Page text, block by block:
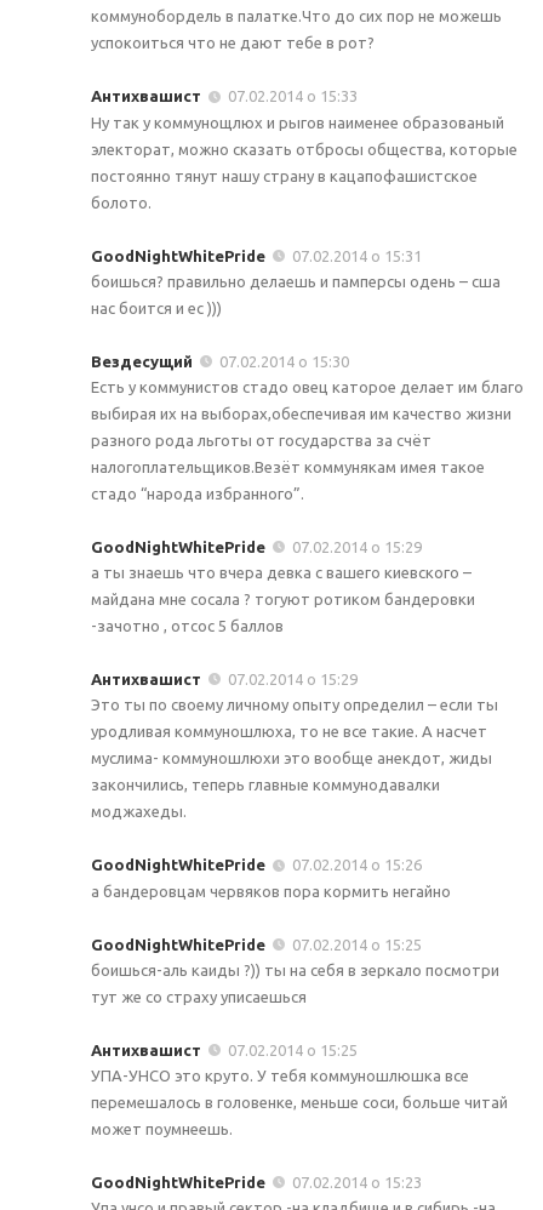
коммунобордель в палатке.Что до сих пор не можешь
успокоиться что не дают тебе в рот?
Антихвашист
07.02.2014 о 15:33
Ну так у коммунощлюх и рыгов наименее образованый
электорат, можно сказать отбросы общества, которые
постоянно тянут нашу страну в кацапофашистское
болото.
GoodNightWhitePride
07.02.2014 о 15:31
боишься? правильно делаешь и памперсы одень – сша
нас боится и ес )))
Вездесущий
07.02.2014 о 15:30
Есть у коммунистов стадо овец каторое делает им благо
выбирая их на выборах,обеспечивая им качество жизни
разного рода льготы от государства за счёт
налогоплательщиков.Везёт коммунякам имея такое
стадо “народа избранного”.
GoodNightWhitePride
07.02.2014 о 15:29
а ты знаешь что вчера девка с вашего киевского –
майдана мне сосала ? тогуют ротиком бандеровки
-зачотно , отсос 5 баллов
Антихвашист
07.02.2014 о 15:29
Это ты по своему личному опыту определил – если ты
уродливая коммуношлюха, то не все такие. А насчет
муслима- коммуношлюхи это вообще анекдот, жиды
закончились, теперь главные коммунодавалки
моджахеды.
GoodNightWhitePride
07.02.2014 о 15:26
а бандеровцам червяков пора кормить негайно
GoodNightWhitePride
07.02.2014 о 15:25
боишься-аль каиды ?)) ты на себя в зеркало посмотри
тут же со страху уписаешься
Антихвашист
07.02.2014 о 15:25
УПА-УНСО это круто. У тебя коммуношлюшка все
перемешалось в головенке, меньше соси, больше читай
может поумнеешь.
GoodNightWhitePride
07.02.2014 о 15:23